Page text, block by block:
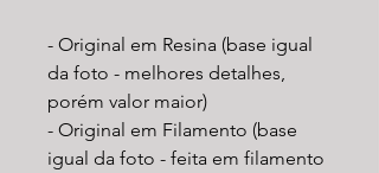
- Original em Resina (base igual
da foto - melhores detalhes,
porém valor maior)
- Original em Filamento (base
igual da foto - feita em filamento